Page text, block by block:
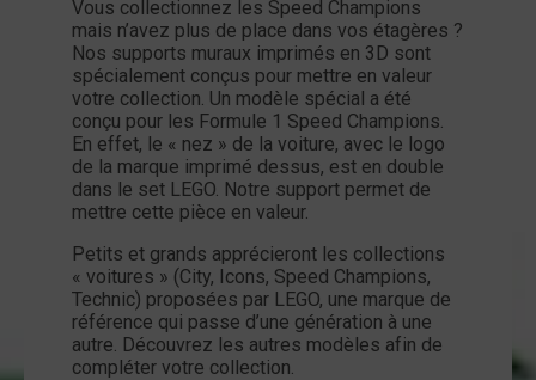
Vous collectionnez les Speed Champions
mais n’avez plus de place dans vos étagères ?
Nos supports muraux imprimés en 3D sont
spécialement conçus pour mettre en valeur
votre collection. Un modèle spécial a été
conçu pour les Formule 1 Speed Champions.
En effet, le « nez » de la voiture, avec le logo
de la marque imprimé dessus, est en double
dans le set LEGO. Notre support permet de
mettre cette pièce en valeur.
Petits et grands apprécieront les collections
« voitures » (City, Icons, Speed Champions,
Technic) proposées par LEGO, une marque de
référence qui passe d’une génération à une
autre. Découvrez les autres modèles afin de
compléter votre collection.